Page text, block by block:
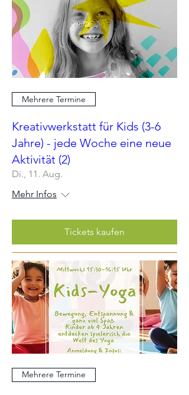
Mehrere Termine
Kreativwerkstatt für Kids (3-6
Jahre) - jede Woche eine neue
Aktivität (2)
Di., 11. Aug.
Mehr Infos
Tickets kaufen
Mehrere Termine